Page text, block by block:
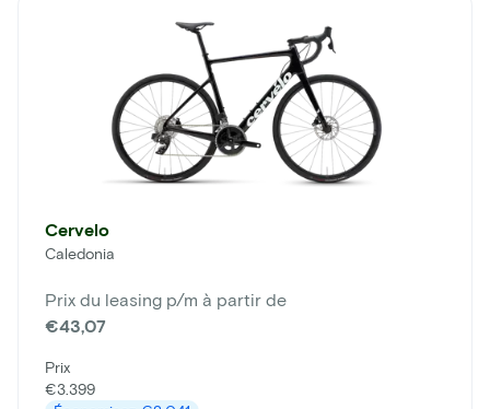
Cervelo
Caledonia
Prix du leasing p/m à partir de
€43,07
Prix
€3.399